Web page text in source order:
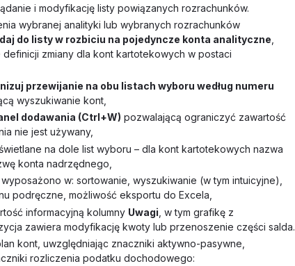
i modyfikację listy powiązanych rozrachunków.
wybranej analityki lub wybranych rozrachunków
do listy w rozbiciu na pojedyncze konta analityczne
definicji zmiany dla kont kartotekowych w postaci
przewijanie na obu listach wyboru według numeru
wyszukiwanie kont,
dodawania (Ctrl+W) pozwalającą ograniczyć zawartość
nie jest używany,
na dole list wyboru – dla kont kartotekowych nazwa
konta nadrzędnego,
w: sortowanie, wyszukiwanie (w tym intuicyjne),
podręczne, możliwość eksportu do Excela,
informacyjną kolumny Uwagi , w tym grafikę z
zawiera modyfikację kwoty lub przenoszenie części salda.
kont, uwzględniając znaczniki aktywno-pasywne,
rozliczenia podatku dochodowego: